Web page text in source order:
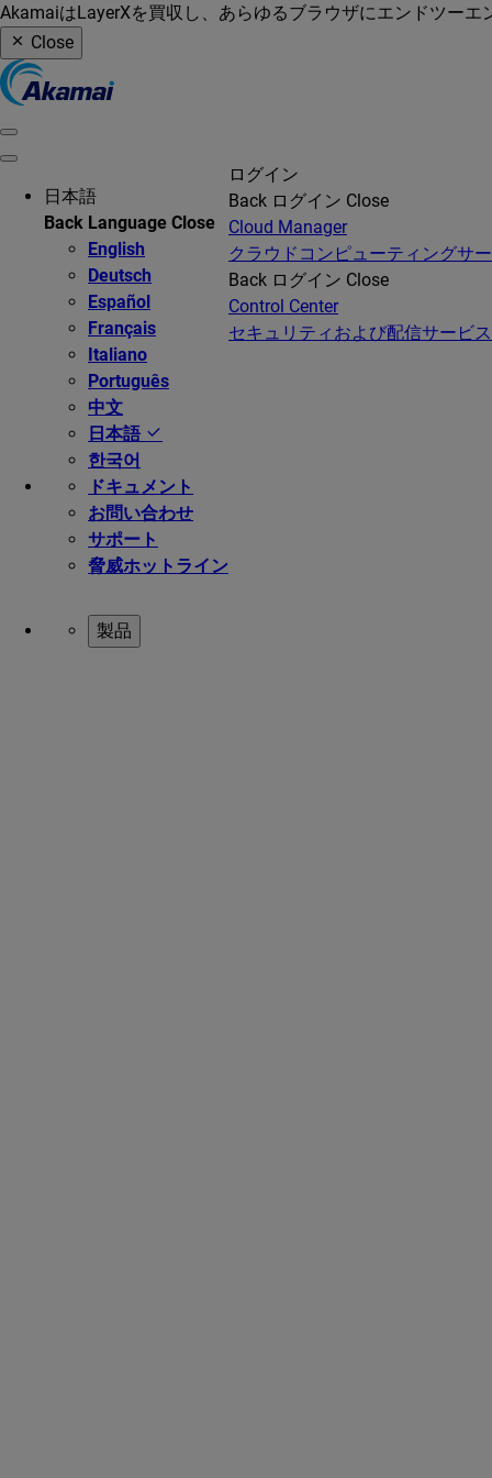
AkamaiはLayerXを買収し、あらゆるブラウザにエンドツー
Close
日本語
Back Language Close
English
Deutsch
Español
Français
Italiano
Português
中文
日本語
한국어
ドキュメント
お問い合わせ
サポート
脅威ホットライン
ログイン
Back ログイン Close
Cloud Manager
クラウドコンピューティングサ
Back ログイン Close
Control Center
セキュリティおよび配信サービ
製品